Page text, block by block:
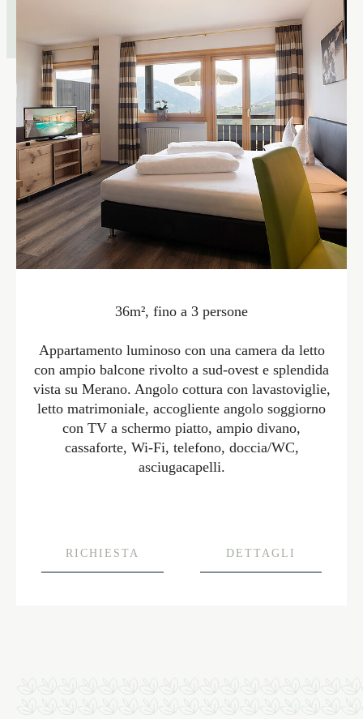
36m², fino a 3 persone
Appartamento luminoso con una camera da letto
con ampio balcone rivolto a sud-ovest e splendida
vista su Merano. Angolo cottura con lavastoviglie,
letto matrimoniale, accogliente angolo soggiorno
con TV a schermo piatto, ampio divano,
cassaforte, Wi-Fi, telefono, doccia/WC,
asciugacapelli.
RICHIESTA DETTAGLI